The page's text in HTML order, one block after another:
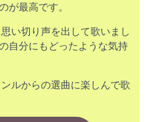
が最高です。
い切り声を出して歌いまし
自分にもどったような気持
ルからの選曲に楽しんで歌